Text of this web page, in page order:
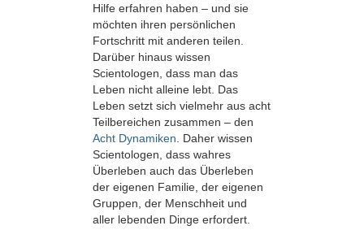
Hilfe erfahren haben – und sie
möchten ihren persönlichen
Fortschritt mit anderen teilen.
Darüber hinaus wissen
Scientologen, dass man das
Leben nicht alleine lebt. Das
Leben setzt sich vielmehr aus acht
Teilbereichen zusammen – den
Acht Dynamiken . Daher wissen
Scientologen, dass wahres
Überleben auch das Überleben
der eigenen Familie, der eigenen
Gruppen, der Menschheit und
aller lebenden Dinge erfordert.